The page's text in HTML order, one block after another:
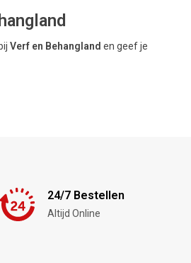
Verf en Behangland en geef je
24/7 Bestellen
Altijd Online